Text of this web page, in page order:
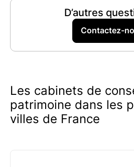
conseils sur le choix d'un
coûtera rien. Nos experts
accompagnement
un accès complet et gratuit à
professionnels qualifiés.
D’autres
Contactez-
Les cabinets de
patrimoine dans les
villes de France